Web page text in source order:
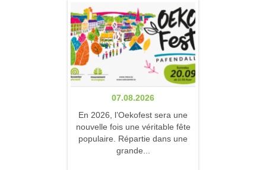
07.08.2026
En 2026, l’Oekofest sera une
nouvelle fois une véritable fête
populaire. Répartie dans une
grande...